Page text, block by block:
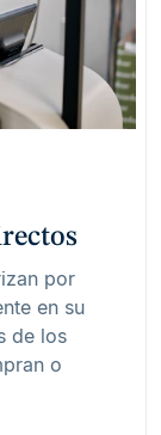
por
en su
de los
o